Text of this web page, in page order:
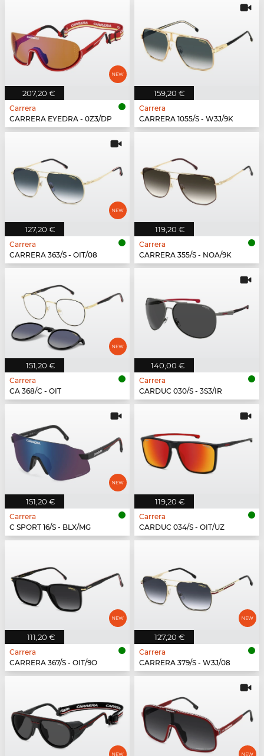
207,20 €
Carrera
CARRERA EYEDRA - 0Z3/DP
159,20 €
Carrera
CARRERA 1055/S - W3J/9K
127,20 €
Carrera
CARRERA 363/S - OIT/08
119,20 €
Carrera
CARRERA 355/S - NOA/9K
151,20 €
Carrera
CA 368/C - OIT
140,00 €
Carrera
CARDUC 030/S - 3S3/IR
151,20 €
Carrera
C SPORT 16/S - BLX/MG
119,20 €
Carrera
CARDUC 034/S - OIT/UZ
111,20 €
Carrera
CARRERA 367/S - OIT/9O
127,20 €
Carrera
CARRERA 379/S - W3J/08